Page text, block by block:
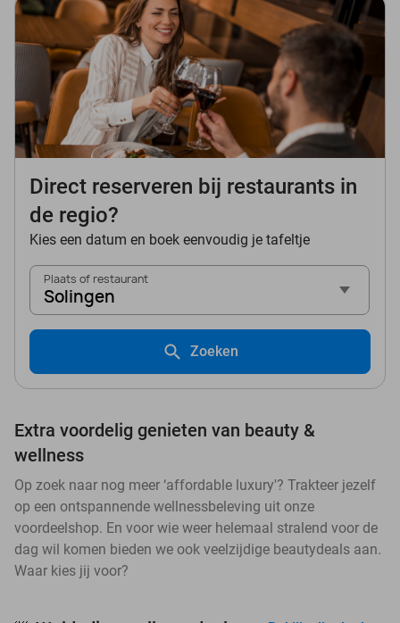
Direct reserveren bij restaurants in
de regio?
Kies een datum en boek eenvoudig je tafeltje
Plaats of restaurant
Solingen
Zoeken
Extra voordelig genieten van beauty &
wellness
Op zoek naar nog meer ‘affordable luxury'? Trakteer jezelf
op een ontspannende wellnessbeleving uit onze
voordeelshop. En voor wie weer helemaal stralend voor de
dag wil komen bieden we ook veelzijdige beautydeals aan.
Waar kies jij voor?